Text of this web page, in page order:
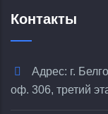
Контакты
Адрес: г.
оф. 306, третий